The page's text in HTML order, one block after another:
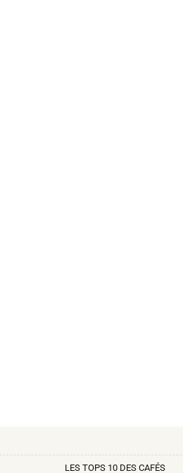
LES TOPS 10 DES CAFÉS